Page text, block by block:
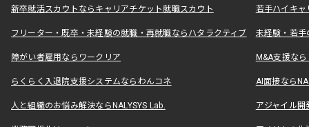
新卒就活スカウトならキャリアチケット就職スカウト 若手ハイキ
フリーター・既卒・未経験の就職・再就職ならハタラクティブ 未経験・若手
障がい者雇用ならワークリア M&A支援な
らくらく入退院支援システムならわんコネ AI面接なら
人と組織のお悩み解決ならNALYSYS Lab. アジャイル